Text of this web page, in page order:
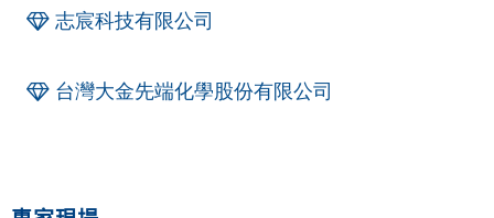
志宸科技有限公司
台灣大金先端化學股份有限公司